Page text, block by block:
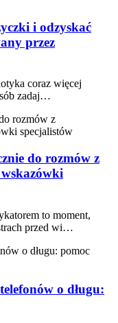
i odzyskać
przez
coraz więcej
zadaj…
do rozmów z
to moment,
przed wi…
o długu: